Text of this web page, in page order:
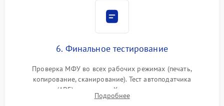
6. Финальное тестирование
Проверка МФУ во всех рабочих режимах (печать,
копирование, сканирование). Тест автоподатчика
документов (ADF) и дуплекса. Контроль качества отпечатка
на отсутствие серого фона, полос и надежность запекания
Подробнее